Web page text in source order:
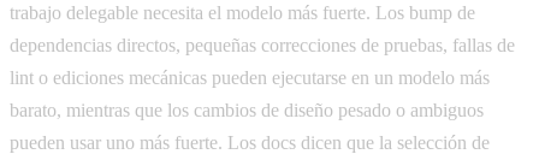
trabajo delegable necesita el modelo más fuerte. Los bump de
dependencias directos, pequeñas correcciones de pruebas, fallas de
lint o ediciones mecánicas pueden ejecutarse en un modelo más
barato, mientras que los cambios de diseño pesado o ambiguos
pueden usar uno más fuerte. Los docs dicen que la selección de